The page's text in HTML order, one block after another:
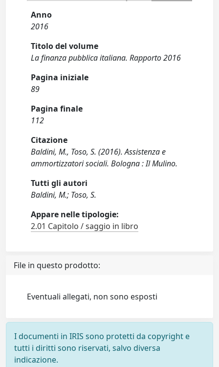
Anno
2016
Titolo del volume
La finanza pubblica italiana. Rapporto 2016
Pagina iniziale
89
Pagina finale
112
Citazione
Baldini, M., Toso, S. (2016). Assistenza e
ammortizzatori sociali. Bologna : Il Mulino.
Tutti gli autori
Baldini, M.; Toso, S.
Appare nelle tipologie:
2.01 Capitolo / saggio in libro
File in questo prodotto:
Eventuali allegati, non sono esposti
I documenti in IRIS sono protetti da copyright e
tutti i diritti sono riservati, salvo diversa
indicazione.